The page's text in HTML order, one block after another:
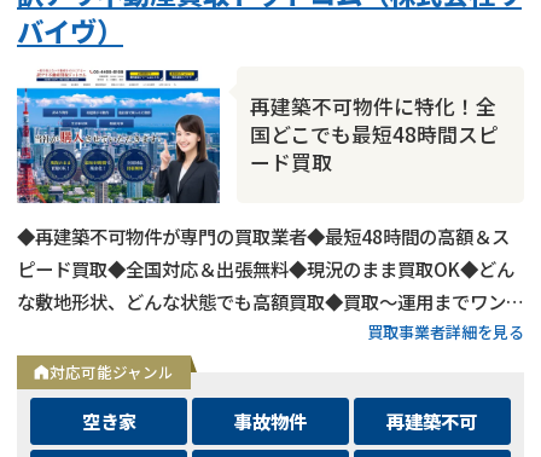
バイヴ）
再建築不可物件に特化！全
国どこでも最短48時間スピ
ード買取
◆再建築不可物件が専門の買取業者◆最短48時間の高額＆ス
ピード買取◆全国対応＆出張無料◆現況のまま買取OK◆どん
な敷地形状、どんな状態でも高額買取◆買取〜運用までワンス
トップ対応◆無料査定＆相談はフォームから24時間受付
買取事業者詳細を見る
対応可能ジャンル
空き家 事故物件
再建築不可